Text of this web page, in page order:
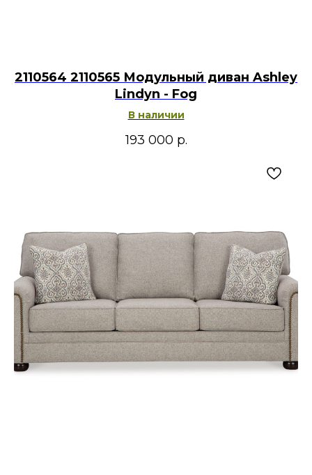
2110564 2110565 Модульный диван Ashley
Lindyn - Fog
В наличии
193 000 р.